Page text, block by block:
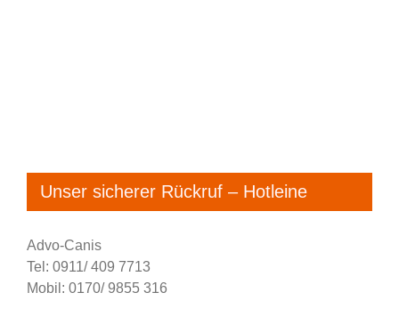
Unser sicherer Rückruf – Hotleine
Advo-Canis
Tel: 0911/ 409 7713
Mobil: 0170/ 9855 316